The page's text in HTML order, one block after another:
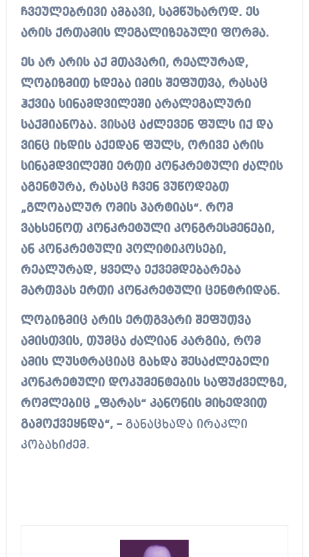
ჩვეულებრივი ამბავი, სამწუხაროდ. ეს
არის ქრთამის ლეგალიზებული ფორმა.
ეს არ არის აქ მთავარი, რეალურად,
ლობიზმით ხდება იმის შეფუთვა, რასაც
ჰქვია სინამდვილეში არალეგალური
საქმიანობა. ვისაც აძლევენ ფულს იქ და
ვინც იხდის აქედან ფულს, ორივე არის
სინამდვილეში ერთი კონკრეტული ძალის
აგენტურა, რასაც ჩვენ ვუწოდებთ
„გლობალურ ომის პარტიას“. რომ
ვახსენოთ კონკრეტული კონგრესმენები,
ან კონკრეტული პოლიტიკოსები,
რეალურად, ყველა ექვემდებარება
მართვას ერთი კონკრეტული ცენტრიდან.
ლობიზმიც არის ერთგვარი შეფუთვა
ამისთვის, თუმცა ძალიან კარგია, რომ
ამის ლუსტრაციაც გახდა შესაძლებელი
კონკრეტული დოკუმენტების საფუძველზე,
რომლებიც „ფარას“ კანონის მიხედვით
გამოქვეყნდა“, –განაცხადა ირაკლი
კობახიძემ.